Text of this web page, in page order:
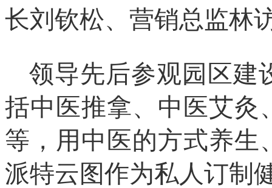
长刘钦松、营销总监林
领导先后参观园区建
括中医推拿、中医艾灸
等，用中医的方式养生
派特云图作为私人订制